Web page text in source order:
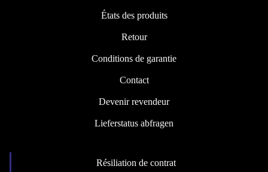
États des produits
Retour
Conditions de garantie
Contact
Devenir revendeur
Lieferstatus abfragen
Résiliation de contrat